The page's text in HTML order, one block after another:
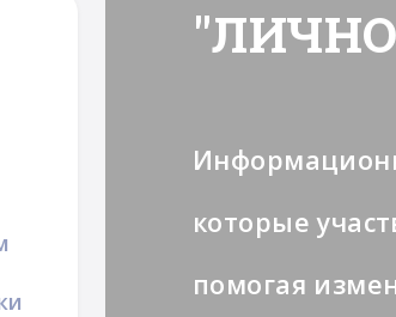
которые
помогая